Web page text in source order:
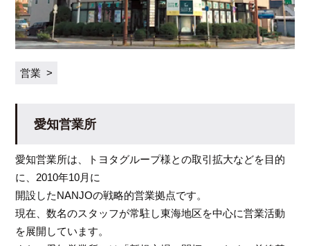
営業
愛知営業所
愛知営業所は、トヨタグループ様との取引拡大などを目的
に、2010年10月に
開設したNANJOの戦略的営業拠点です。
現在、数名のスタッフが常駐し東海地区を中心に営業活動
を展開しています。